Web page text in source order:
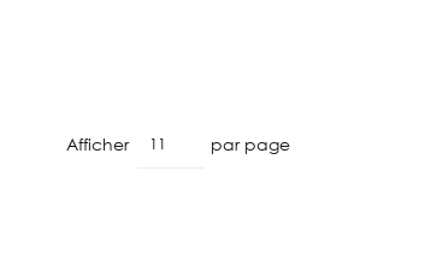
Afficher par page